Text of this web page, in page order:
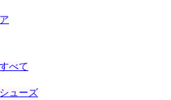
べて
ューズ